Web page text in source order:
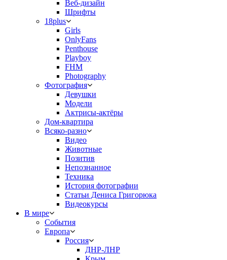
Веб-дизайн
Шрифты
18plus
Girls
OnlyFans
Penthouse
Playboy
FHM
Photography
Фотография
Девушки
Модели
Актрисы-актёры
Дом-квартира
Всяко-разно
Видео
Животные
Позитив
Непознанное
Техника
История фотографии
Статьи Дениса Григорюка
Видеокурсы
В мире
События
Европа
Россия
ДНР-ЛНР